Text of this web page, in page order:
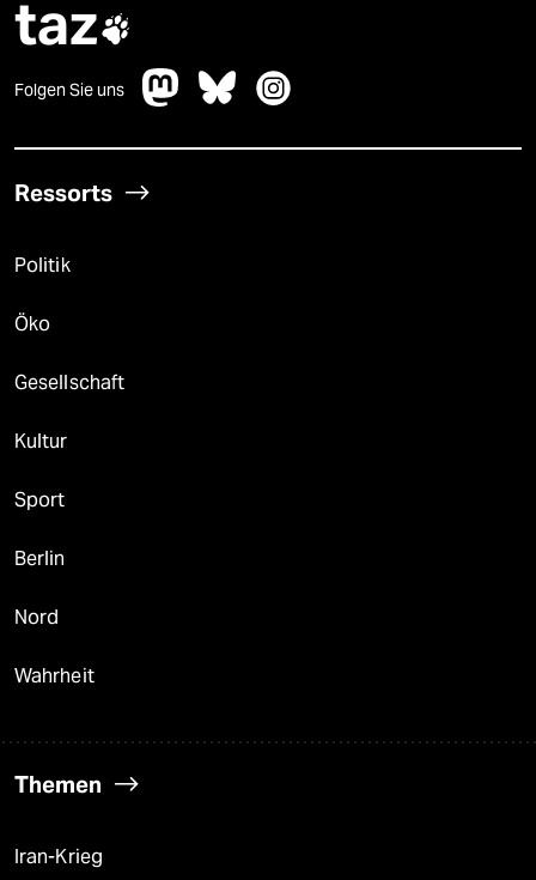
taz
Folgen Sie uns
Ressorts
Politik
Öko
Gesellschaft
Kultur
Sport
Berlin
Nord
Wahrheit
Themen
Iran-Krieg